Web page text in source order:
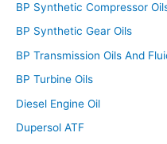
BP Synthetic Compressor
BP Synthetic Gear Oils
BP Transmission Oils And
BP Turbine Oils
Diesel Engine Oil
Dupersol ATF